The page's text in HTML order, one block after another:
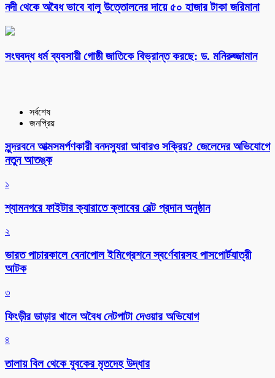
নদী থেকে অবৈধ ভাবে বালু উত্তোলনের দায়ে ৫০ হাজার টাকা জরিমানা
সংঘবদ্ধ ধর্ম ব্যবসায়ী গোষ্ঠী জাতিকে বিভ্রান্ত করছে: ড. মনিরুজ্জামান
সর্বশেষ
জনপ্রিয়
সুন্দরবনে আত্মসমর্পণকারী বনদস্যুরা আবারও সক্রিয়? জেলেদের অভিযোগে
নতুন আতঙ্ক
১
শ্যামনগরে ফাইটার ক্যারাতে ক্লাবের বেল্ট প্রদান অনুষ্ঠান
২
ভারত পাচারকালে বেনাপোল ইমিগ্রেশনে স্বর্ণেবারসহ পাসপোর্টযাত্রী
আটক
৩
ফিংড়ীর ডাড়ার খালে অবৈধ নেটপাটা দেওয়ার অভিযোগ
৪
তালায় বিল থেকে যুবকের মৃতদেহ উদ্ধার